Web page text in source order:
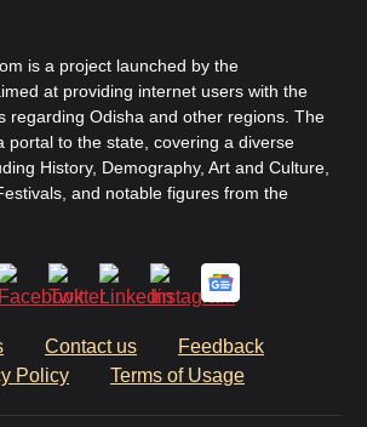
is a project launched by the
at providing internet users with the
regarding Odisha and other regions. The
portal to the state, covering a diverse
History, Demography, Art and Culture,
and notable figures from the
Contact us
Feedback
Policy
Terms of Usage